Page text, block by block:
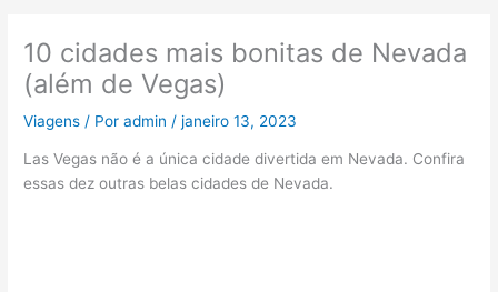
10 cidades mais bonitas de Nevada
(além de Vegas)
Viagens / Poradmin /janeiro 13, 2023
Las Vegas não é a única cidade divertida em Nevada. Confira
essas dez outras belas cidades de Nevada.